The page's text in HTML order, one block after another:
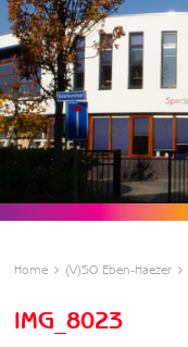
Home (V)SO Eben-Haëzer
IMG_8023